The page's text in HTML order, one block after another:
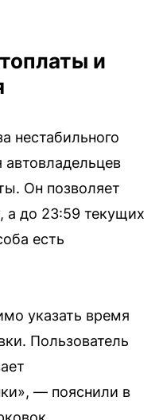
и
нестабильного
автовладельцев
Он позволяет
а до 23:59 текущих
есть
указать время
Пользователь
— пояснили в